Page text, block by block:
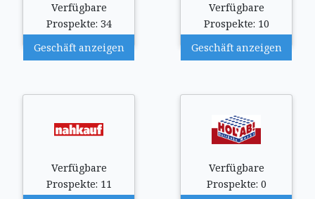
Verfügbare
Prospekte: 34
Geschäft anzeigen
Verfügbare
Prospekte: 10
Geschäft anzeigen
Verfügbare
Prospekte: 11
Verfügbare
Prospekte: 0